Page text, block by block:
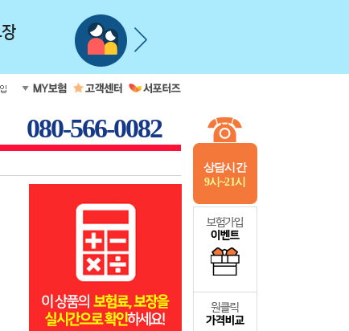
상담시간
9시~21시
080-566-0082